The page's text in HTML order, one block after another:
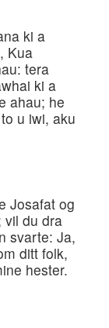
ki a
Kua
tera
ki a
ahau; he
u iwi, aku
Josafat og
vil du dra
svarte: Ja,
ditt folk,
hester.